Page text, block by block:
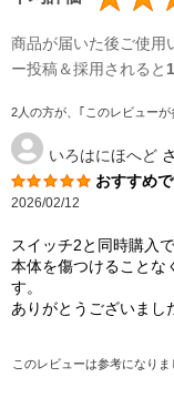
商品が届いた後ご使用
ー投稿＆採用されると
2人の方が、｢このレビューが
いろはにほへど
おすすめで
2026/02/12
スイッチ2と同時購入
本体を傷つけることな
す。
ありがとうございまし
このレビューは参考になりま